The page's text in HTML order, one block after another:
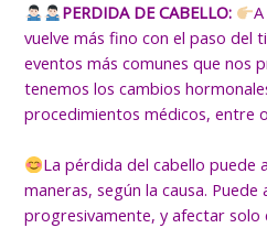
PERDIDA DE CABELLO:
vuelve más fino con el paso del
eventos más comunes que nos
tenemos los cambios
procedimientos médicos, entre
La pérdida del cabello puede
maneras, según la causa.
progresivamente, y afectar